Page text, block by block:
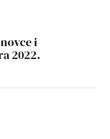
i
2022.